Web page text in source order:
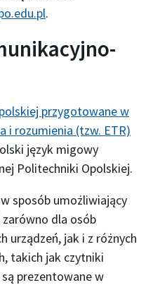
.
przygotowane w
i rozumienia (tzw. ETR)
język migowy
Politechniki Opolskiej.
sposób umożliwiający
zarówno dla osób
urządzeń, jak i z różnych
takich jak czytniki
prezentowane w